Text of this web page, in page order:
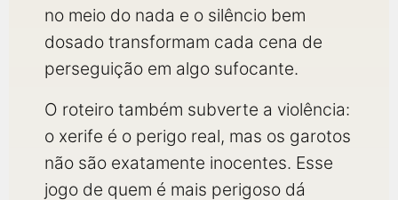
no meio do nada e o silêncio bem
dosado transformam cada cena de
perseguição em algo sufocante.
O roteiro também subverte a violência:
o xerife é o perigo real, mas os garotos
não são exatamente inocentes. Esse
jogo de quem é mais perigoso dá